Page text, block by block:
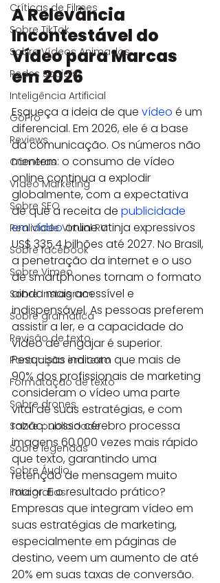
Críticas de Filmes
Sobre TikTok
Sobre Vídeos Animados
Redes Sociais
Inteligência Artificial
GoPro
Reviews
Câmeras
Vídeo Marketing
Sobre SEO
Realidade Virtual RV
Sobre facebook
Sobre Vimeo
Sobre instagram
Sobre gramática
Revisão de texto
Pontuação em texto
Formatação de texto
Sobre drones
Sobre publicidade
Sobre legendas
Sobre Áudio
Fotografias
A Relevância
Incontestável do
Vídeo para Marcas
em 2026
Esqueça a ideia de que vídeo é um
diferencial. Em 2026, ele é a base
da comunicação. Os números não
mentem: o consumo de vídeo
online continua a explodir
globalmente, com a expectativa
de que a receita de publicidade
em vídeo online atinja expressivos
US$ 335,4 bilhões até 2027. No Brasil,
a penetração da internet e o uso
de smartphones tornam o formato
ainda mais acessível e
indispensável. As pessoas preferem
assistir a ler, e a capacidade do
vídeo de engajar é superior.
Pesquisas indicam que mais de
90% dos profissionais de marketing
consideram o vídeo uma parte
vital de suas estratégias, e com
razão: nosso cérebro processa
imagens 60.000 vezes mais rápido
que texto, garantindo uma
retenção de mensagem muito
maior. E o resultado prático?
Empresas que integram vídeo em
suas estratégias de marketing,
especialmente em páginas de
destino, veem um aumento de até
20% em suas taxas de conversão.